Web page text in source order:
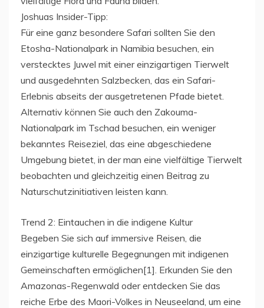
Joshuas Insider-Tipp:
Für eine ganz besondere Safari sollten Sie den
Etosha-Nationalpark in Namibia besuchen, ein
verstecktes Juwel mit einer einzigartigen Tierwelt
und ausgedehnten Salzbecken, das ein Safari-
Erlebnis abseits der ausgetretenen Pfade bietet.
Alternativ können Sie auch den Zakouma-
Nationalpark im Tschad besuchen, ein weniger
bekanntes Reiseziel, das eine abgeschiedene
Umgebung bietet, in der man eine vielfältige Tierwelt
beobachten und gleichzeitig einen Beitrag zu
Naturschutzinitiativen leisten kann.
Trend 2: Eintauchen in die indigene Kultur
Begeben Sie sich auf immersive Reisen, die
einzigartige kulturelle Begegnungen mit indigenen
Gemeinschaften ermöglichen[1]. Erkunden Sie den
Amazonas-Regenwald oder entdecken Sie das
reiche Erbe des Maori-Volkes in Neuseeland, um eine